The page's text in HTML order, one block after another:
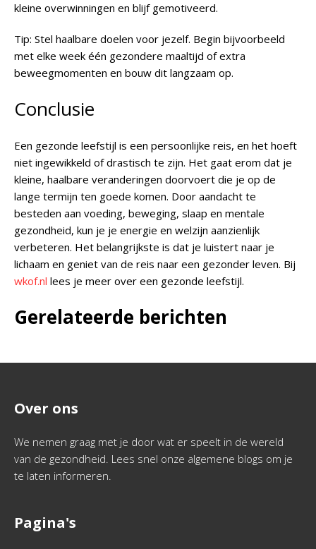
kleine overwinningen en blijf gemotiveerd.
Tip: Stel haalbare doelen voor jezelf. Begin bijvoorbeeld
met elke week één gezondere maaltijd of extra
beweegmomenten en bouw dit langzaam op.
Conclusie
Een gezonde leefstijl is een persoonlijke reis, en het hoeft
niet ingewikkeld of drastisch te zijn. Het gaat erom dat je
kleine, haalbare veranderingen doorvoert die je op de
lange termijn ten goede komen. Door aandacht te
besteden aan voeding, beweging, slaap en mentale
gezondheid, kun je je energie en welzijn aanzienlijk
verbeteren. Het belangrijkste is dat je luistert naar je
lichaam en geniet van de reis naar een gezonder leven. Bij
wkof.nl lees je meer over een gezonde leefstijl.
Gerelateerde berichten
Over ons
We nemen graag met je door wat er speelt in de wereld
van de gezondheid. Lees snel onze algemene blogs om je
te laten informeren.
Pagina's